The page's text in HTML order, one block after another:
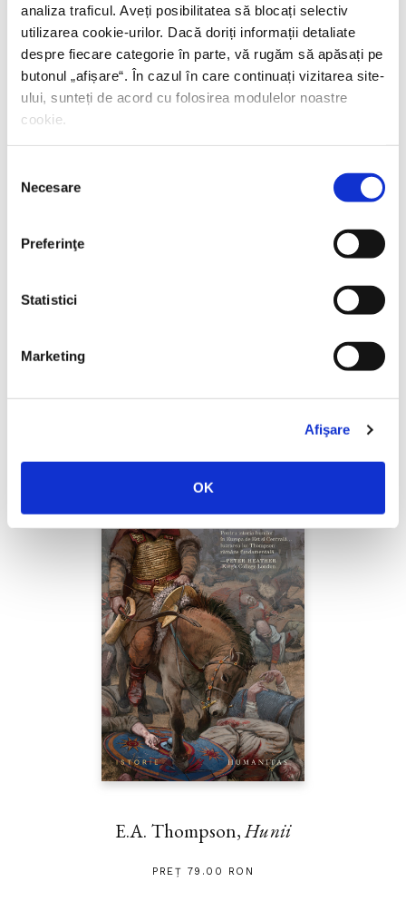
analiza traficul. Aveți posibilitatea să blocați selectiv
utilizarea cookie-urilor. Dacă doriți informații detaliate
despre fiecare categorie în parte, vă rugăm să apăsați pe
butonul „afișare“. În cazul în care continuați vizitarea site-
ului, sunteți de acord cu folosirea modulelor noastre
cookie.
consimțământului
Necesare
Preferinţe
Statistici
Marketing
Afişare
OK
Thierry Wolton, Lumea noastră orwelliană
E.A. Thompson,Hunii
PREȚ 79.00 RON